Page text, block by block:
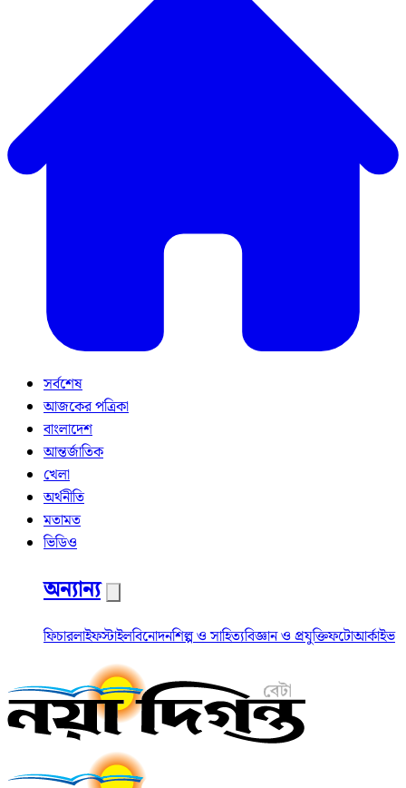
সর্বশেষ
আজকের পত্রিকা
বাংলাদেশ
আন্তর্জাতিক
খেলা
অর্থনীতি
মতামত
ভিডিও
অন্যান্য
ফিচারলাইফস্টাইলবিনোদনশিল্প ও সাহিত্যবিজ্ঞান ও প্রযুক্তিফটোআর্কাইভ